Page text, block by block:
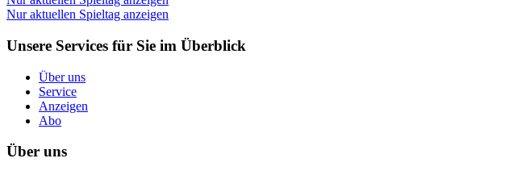
Nur aktuellen Spieltag anzeigen
Unsere Services für Sie im Überblick
Über uns
Service
Anzeigen
Abo
Über uns